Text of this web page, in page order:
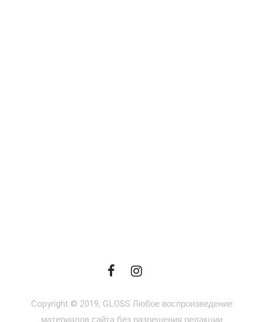
Copyright © 2019, GLOSS Любое воспроизведение